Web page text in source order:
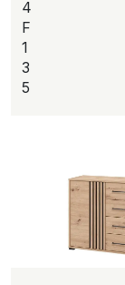
4
F
1
3
5